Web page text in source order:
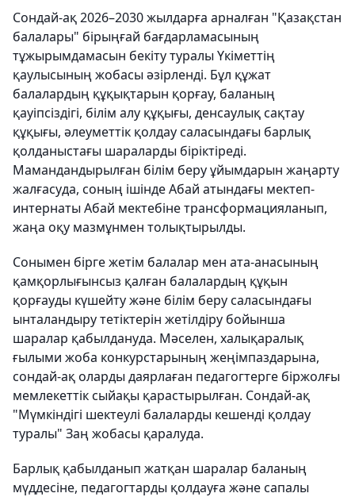
Сондай-ақ 2026–2030 жылдарға арналған "Қазақстан
балалары" бірыңғай бағдарламасының
тұжырымдамасын бекіту туралы Үкіметтің
қаулысының жобасы әзірленді. Бұл құжат
балалардың құқықтарын қорғау, баланың
қауіпсіздігі, білім алу құқығы, денсаулық сақтау
құқығы, әлеуметтік қолдау саласындағы барлық
қолданыстағы шараларды біріктіреді.
Мамандандырылған білім беру ұйымдарын жаңарту
жалғасуда, соның ішінде Абай атындағы мектеп-
интернаты Абай мектебіне трансформацияланып,
жаңа оқу мазмұнмен толықтырылды.
Сонымен бірге жетім балалар мен ата-анасының
қамқорлығынсыз қалған балалардың құқын
қорғауды күшейту және білім беру саласындағы
ынталандыру тетіктерін жетілдіру бойынша
шаралар қабылдануда. Мәселен, халықаралық
ғылыми жоба конкурстарының жеңімпаздарына,
сондай-ақ оларды даярлаған педагогтерге біржолғы
мемлекеттік сыйақы қарастырылған. Сондай-ақ
"Мүмкіндігі шектеулі балаларды кешенді қолдау
туралы" Заң жобасы қаралуда.
Барлық қабылданып жатқан шаралар баланың
мүддесіне, педагогтарды қолдауға және сапалы